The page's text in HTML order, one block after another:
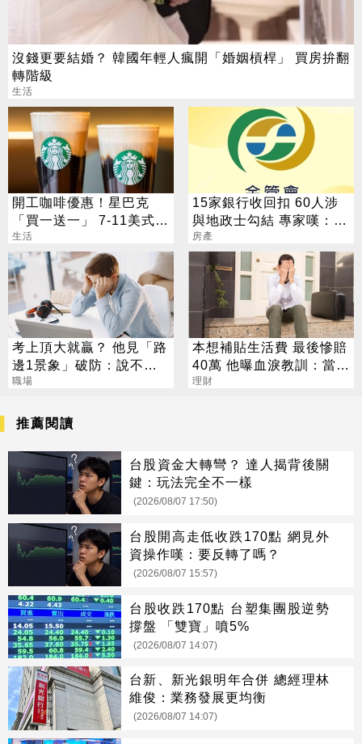
沒錢更要結婚？ 韓國年輕人瘋開「婚姻槓桿」 買房拚翻
轉階級
生活
開工咖啡優惠！星巴克
「買一送一」 7-11美式買
7送7
生活
15家銀行收回扣 60人涉
與地政士勾結 專家嘆：徹
查恐血流成河
房產
考上頂大就贏？ 他見「路
邊1景象」破防：說不清
的挫敗感
職場
本想補貼生活費 最後慘賠
40萬 他曝血淚教訓：當沖
是毒藥
理財
推薦閱讀
台股資金大轉彎？ 達人揭背後關
鍵：玩法完全不一樣
(2026/08/07 17:50)
台股開高走低收跌170點 網見外
資操作嘆：要反轉了嗎？
(2026/08/07 15:57)
台股收跌170點 台塑集團股逆勢
撐盤 「雙寶」噴5%
(2026/08/07 14:07)
台新、新光銀明年合併 總經理林
維俊：業務發展更均衡
(2026/08/07 14:07)